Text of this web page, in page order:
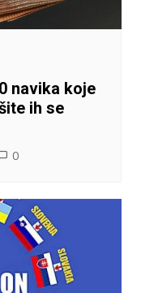
navika koje
ih se
0